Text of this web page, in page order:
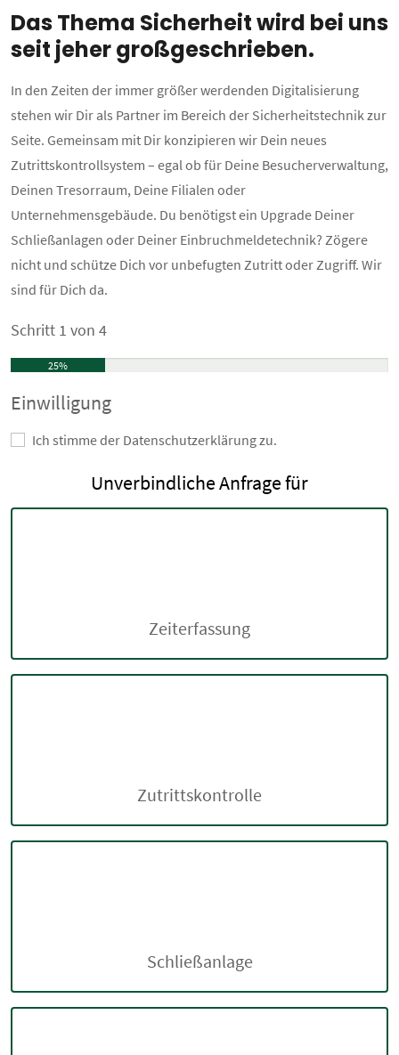
Das Thema Sicherheit wird bei uns
seit jeher großgeschrieben.
In den Zeiten der immer größer werdenden Digitalisierung
stehen wir Dir als Partner im Bereich der Sicherheitstechnik zur
Seite. Gemeinsam mit Dir konzipieren wir Dein neues
Zutrittskontrollsystem – egal ob für Deine Besucherverwaltung,
Deinen Tresorraum, Deine Filialen oder
Unternehmensgebäude. Du benötigst ein Upgrade Deiner
Schließanlagen oder Deiner Einbruchmeldetechnik? Zögere
nicht und schütze Dich vor unbefugten Zutritt oder Zugriff. Wir
sind für Dich da.
Schritt 1 von 4
25%
Einwilligung
Ich stimme der Datenschutzerklärung zu.
Unverbindliche Anfrage für
Zeiterfassung
Zutrittskontrolle
Schließanlage